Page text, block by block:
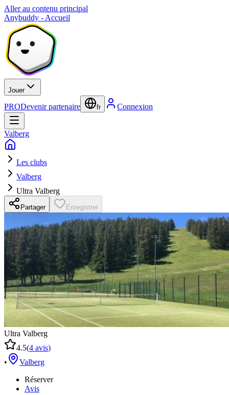
Aller au contenu principal
Anybuddy - Accueil
Jouer
PRODevenir partenaire fr Connexion
Valberg
Les clubs
Valberg
Ultra Valberg
Partager Enregistrer
Ultra Valberg
4.5(4 avis)
•
Valberg
Réserver
Avis